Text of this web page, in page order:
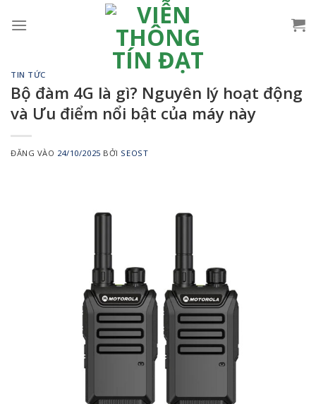
qua
TIN TỨC
Bộ đàm 4G là gì? Nguyên lý hoạt động
và Ưu điểm nổi bật của máy này
ĐĂNG VÀO 24/10/2025 BỞI SEOST